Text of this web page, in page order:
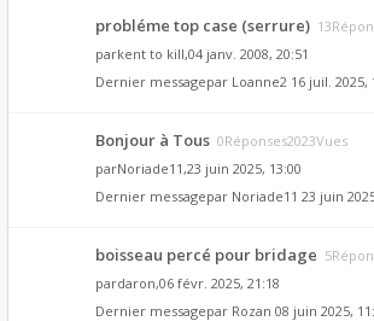
probléme top case (serrure)
parkent to kill,04 janv. 2008, 20:51
Dernier messagepar Loanne2 16 juil. 2025,
Bonjour à Tous 0Réponses2023Vues
parNoriade11,23 juin 2025, 13:00
Dernier messagepar Noriade11 23 juin
boisseau percé pour bridage
pardaron,06 févr. 2025, 21:18
Dernier messagepar Rozan 08 juin 2025,